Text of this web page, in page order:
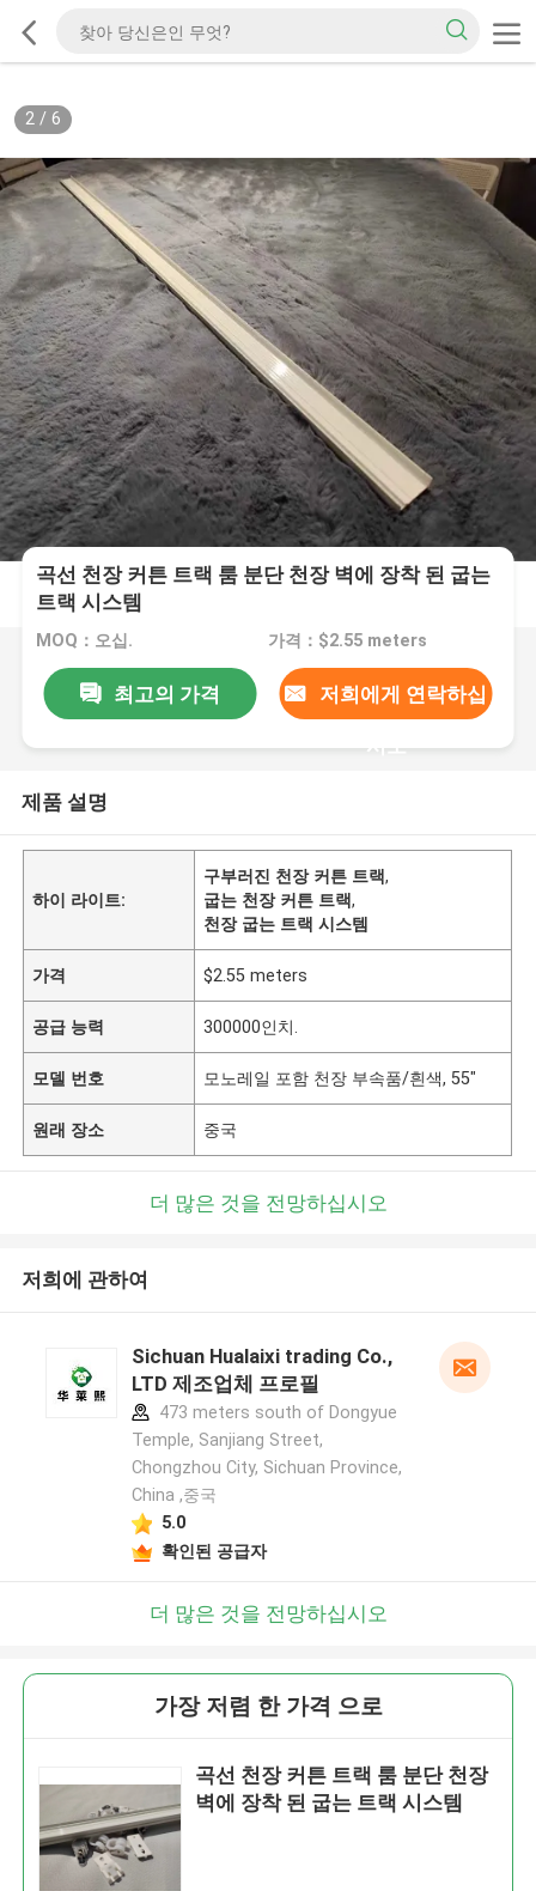
2/ 6
곡선 천장 커튼 트랙 룸 분단 천장 벽에 장착 된 굽는
트랙 시스템
MOQ：오십. 가격：$2.55 meters
최고의 가격 저희에게 연락하십
시오
제품 설명
하이 라이트:
구부러진 천장 커튼 트랙,
굽는 천장 커튼 트랙,
천장 굽는 트랙 시스템
가격 $2.55 meters
공급 능력 300000인치.
모델 번호 모노레일 포함 천장 부속품/흰색, 55"
원래 장소 중국
더 많은 것을 전망하십시오
저희에 관하여
Sichuan Hualaixi trading Co.,
LTD 제조업체 프로필
473 meters south of Dongyue
Temple, Sanjiang Street,
Chongzhou City, Sichuan Province,
China ,중국
5.0
확인된 공급자
더 많은 것을 전망하십시오
가장 저렴 한 가격 으로
곡선 천장 커튼 트랙 룸 분단 천장
벽에 장착 된 굽는 트랙 시스템